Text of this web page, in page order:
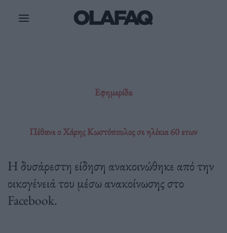
Εφημερίδα
Πέθανε ο Χάρης Κωστόπουλος σε ηλίκια 60 ετων
Η δυσάρεστη είδηση ανακοινώθηκε από την
οικογένειά του μέσω ανακοίνωσης στο
Facebook.